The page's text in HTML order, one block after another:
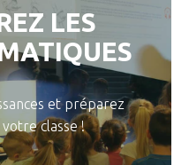
LES
et préparez
classe !